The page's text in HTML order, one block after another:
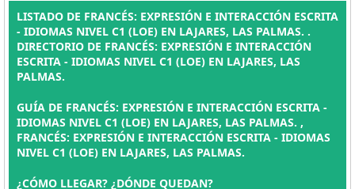
LISTADO DE FRANCÉS: EXPRESIÓN E INTERACCIÓN ESCRITA
- IDIOMAS NIVEL C1 (LOE) EN LAJARES, LAS PALMAS. .
DIRECTORIO DE FRANCÉS: EXPRESIÓN E INTERACCIÓN
ESCRITA - IDIOMAS NIVEL C1 (LOE) EN LAJARES, LAS
PALMAS.
GUÍA DE FRANCÉS: EXPRESIÓN E INTERACCIÓN ESCRITA -
IDIOMAS NIVEL C1 (LOE) EN LAJARES, LAS PALMAS. ,
FRANCÉS: EXPRESIÓN E INTERACCIÓN ESCRITA - IDIOMAS
NIVEL C1 (LOE) EN LAJARES, LAS PALMAS.
¿CÓMO LLEGAR? ¿DÓNDE QUEDAN?